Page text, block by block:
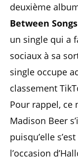
deuxième
Between
un single qui a
sociaux à sa
single occupe
classement
Pour rappel, ce
Madison Beer
puisqu’elle
l’occasion